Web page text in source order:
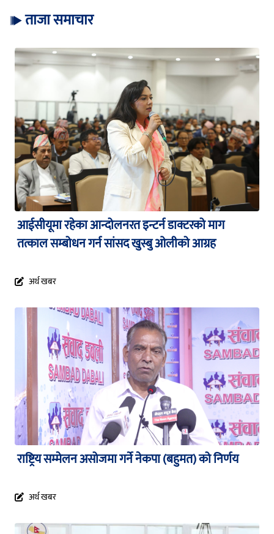
ताजा समाचार
आईसीयूमा रहेका आन्दोलनरत इन्टर्न डाक्टरको माग
तत्काल सम्बोधन गर्न सांसद खुस्बु ओलीको आग्रह
अर्थ खबर
राष्ट्रिय सम्मेलन असोजमा गर्ने नेकपा (बहुमत) को निर्णय
अर्थ खबर